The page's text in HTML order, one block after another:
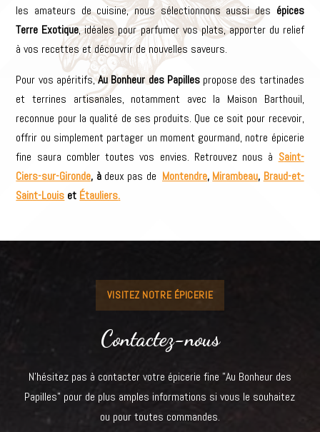
les amateurs de cuisine, nous sélectionnons aussi des épices
Terre Exotique, idéales pour parfumer vos plats, apporter du relief
à vos recettes et découvrir de nouvelles saveurs.
Pour vos apéritifs,Au Bonheur des Papillespropose des tartinades
et terrines artisanales, notamment avec la Maison Barthouil,
reconnue pour la qualité de ses produits. Que ce soit pour recevoir,
offrir ou simplement partager un moment gourmand, notre épicerie
fine saura combler toutes vos envies. Retrouvez nous à Saint-
Ciers-sur-Gironde, à deux pas de Montendre, Mirambeau, Braud-et-
Saint-Louis et Étauliers.
VISITEZ NOTRE ÉPICERIE
Contactez-nous
N’hésitez pas à contacter votre épicerie fine "Au Bonheur des
Papilles" pour de plus amples informations si vous le souhaitez
ou pour toutes commandes.